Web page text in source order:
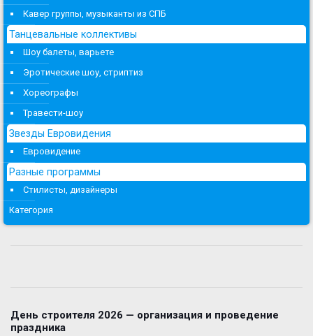
Кавер группы, музыканты из СПБ
Танцевальные коллективы
Шоу балеты, варьете
Эротические шоу, стриптиз
Хореографы
Травести-шоу
Звезды Евровидения
Евровидение
Разные программы
Стилисты, дизайнеры
Категория
День строителя 2026 — организация и проведение
праздника